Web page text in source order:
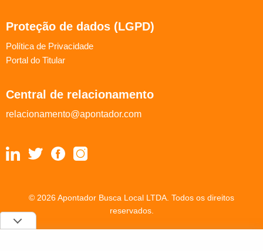
Proteção de dados (LGPD)
Política de Privacidade
Portal do Titular
Central de relacionamento
relacionamento@apontador.com
© 2026 Apontador Busca Local LTDA. Todos os direitos
reservados.